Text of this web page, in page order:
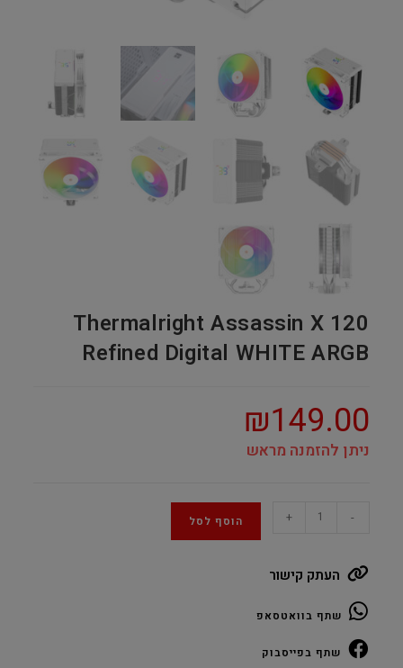
Thermalright Assassin X 120
Refined Digital WHITE ARGB
₪149.00
ניתן להזמנה מראש
Thermalright
120
Refined
Digital
WHITE
-
+ הוסף לסל
העתק קישור
שתף בוואטסאפ
שתף בפייסבוק